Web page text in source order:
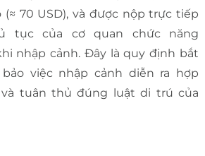
(≈ 70 USD), và được nộp trực tiếp
tục của cơ quan chức năng
nhập cảnh. Đây là quy định bắt
việc nhập cảnh diễn ra hợp
tuân thủ đúng luật di trú của